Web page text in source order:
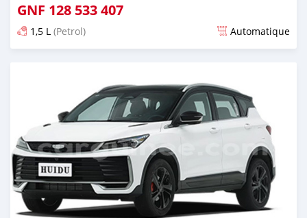
GNF 128 533 407
1,5 L (Petrol) Automatique